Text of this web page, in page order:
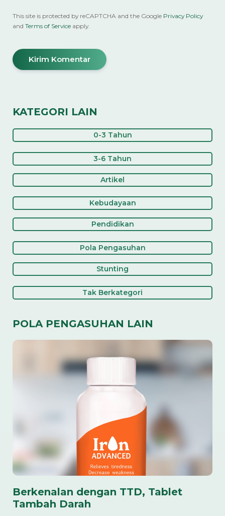
This site is protected by reCAPTCHA and the Google Privacy Policy
and Terms of Service apply.
KATEGORI LAIN
0-3 Tahun
3-6 Tahun
Artikel
Kebudayaan
Pendidikan
Pola Pengasuhan
Stunting
Tak Berkategori
POLA PENGASUHAN LAIN
Berkenalan dengan TTD, Tablet
Tambah Darah